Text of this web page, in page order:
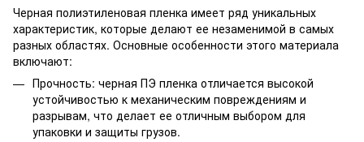
Черная полиэтиленовая пленка имеет ряд уникальных
характеристик, которые делают ее незаменимой в самых
разных областях. Основные особенности этого материала
включают:
Прочность: черная ПЭ пленка отличается высокой
устойчивостью к механическим повреждениям и
разрывам, что делает ее отличным выбором для
упаковки и защиты грузов.